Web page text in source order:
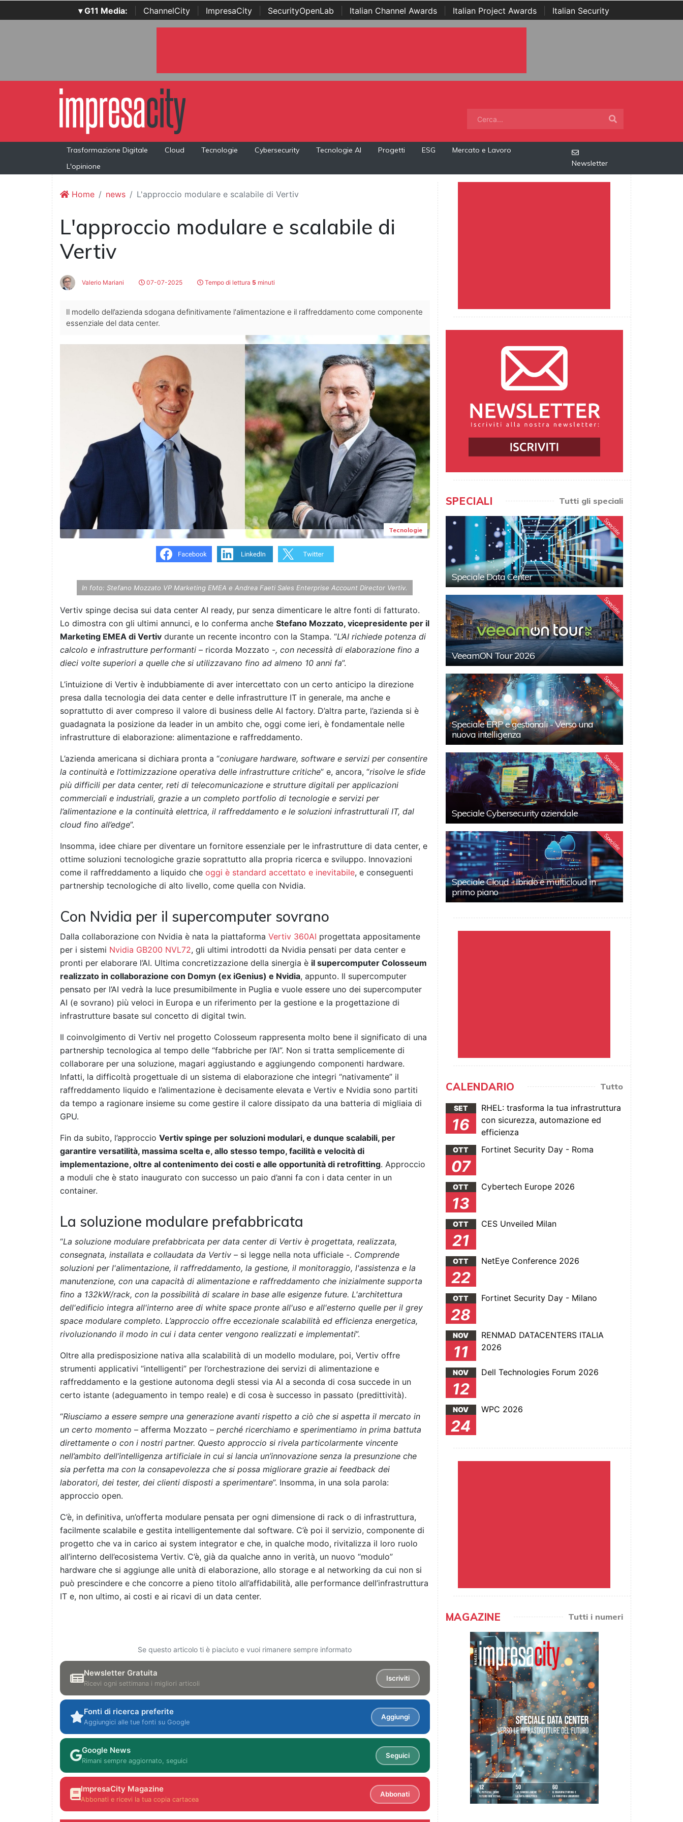
▾ G11 Media: ChannelCity ImpresaCity SecurityOpenLab Italian Channel Awards Italian Project Awards
Italian Security
Awards | ...
Trasformazione Digitale Cloud Tecnologie Cybersecurity Tecnologie AI Progetti ESG
Mercato e Lavoro
L'opinione
Newsletter
Home news L'approccio modulare e scalabile di Vertiv
L'approccio modulare e scalabile di
Vertiv
Valerio Mariani 07-07-2025 Tempo di lettura 5 minuti
Il modello dell’azienda sdogana definitivamente l'alimentazione e il raffreddamento come componente
essenziale del data center.
Tecnologie
In foto: Stefano Mozzato VP Marketing EMEA e Andrea Faeti Sales Enterprise Account Director Vertiv.
Vertiv spinge decisa sui data center AI ready, pur senza dimenticare le altre fonti di fatturato.
Lo dimostra con gli ultimi annunci, e lo conferma anche Stefano Mozzato, vicepresidente per il
Marketing EMEA di Vertiv durante un recente incontro con la Stampa. “L’AI richiede potenza di
calcolo e infrastrutture performanti – ricorda Mozzato -, con necessità di elaborazione fino a
dieci volte superiori a quelle che si utilizzavano fino ad almeno 10 anni fa”.
L’intuizione di Vertiv è indubbiamente di aver intercettato con un certo anticipo la direzione
presa dalla tecnologia dei data center e delle infrastrutture IT in generale, ma anche e
soprattutto di aver compreso il valore di business delle AI factory. D’altra parte, l’azienda si è
guadagnata la posizione da leader in un ambito che, oggi come ieri, è fondamentale nelle
infrastrutture di elaborazione: alimentazione e raffreddamento.
L’azienda americana si dichiara pronta a “coniugare hardware, software e servizi per consentire
la continuità e l’ottimizzazione operativa delle infrastrutture critiche” e, ancora, “risolve le sfide
più difficili per data center, reti di telecomunicazione e strutture digitali per applicazioni
commerciali e industriali, grazie a un completo portfolio di tecnologie e servizi per
l’alimentazione e la continuità elettrica, il raffreddamento e le soluzioni infrastrutturali IT, dal
cloud fino all’edge”.
Insomma, idee chiare per diventare un fornitore essenziale per le infrastrutture di data center, e
ottime soluzioni tecnologiche grazie soprattutto alla propria ricerca e sviluppo. Innovazioni
come il raffreddamento a liquido che oggi è standard accettato e inevitabile, e conseguenti
partnership tecnologiche di alto livello, come quella con Nvidia.
Con Nvidia per il supercomputer sovrano
Dalla collaborazione con Nvidia è nata la piattaforma Vertiv 360AI progettata appositamente
per i sistemi Nvidia GB200 NVL72, gli ultimi introdotti da Nvidia pensati per data center e
pronti per elaborare l’AI. Ultima concretizzazione della sinergia è il supercomputer Colosseum
realizzato in collaborazione con Domyn (ex iGenius) e Nvidia, appunto. Il supercomputer
pensato per l’AI vedrà la luce presumibilmente in Puglia e vuole essere uno dei supercomputer
AI (e sovrano) più veloci in Europa e un riferimento per la gestione e la progettazione di
infrastrutture basate sul concetto di digital twin.
Il coinvolgimento di Vertiv nel progetto Colosseum rappresenta molto bene il significato di una
partnership tecnologica al tempo delle “fabbriche per l’AI”. Non si tratta semplicemente di
collaborare per una soluzione, magari aggiustando e aggiungendo componenti hardware.
Infatti, la difficoltà progettuale di un sistema di elaborazione che integri “nativamente” il
raffreddamento liquido e l’alimentazione è decisamente elevata e Vertiv e Nvidia sono partiti
da tempo a ragionare insieme su come gestire il calore dissipato da una batteria di migliaia di
GPU.
Fin da subito, l’approccio Vertiv spinge per soluzioni modulari, e dunque scalabili, per
garantire versatilità, massima scelta e, allo stesso tempo, facilità e velocità di
implementazione, oltre al contenimento dei costi e alle opportunità di retrofitting. Approccio
a moduli che è stato inaugurato con successo un paio d’anni fa con i data center in un
container.
La soluzione modulare prefabbricata
“La soluzione modulare prefabbricata per data center di Vertiv è progettata, realizzata,
consegnata, installata e collaudata da Vertiv – si legge nella nota ufficiale -. Comprende
soluzioni per l'alimentazione, il raffreddamento, la gestione, il monitoraggio, l'assistenza e la
manutenzione, con una capacità di alimentazione e raffreddamento che inizialmente supporta
fino a 132kW/rack, con la possibilità di scalare in base alle esigenze future. L'architettura
dell'edificio integra all'interno aree di white space pronte all'uso e all'esterno quelle per il grey
space modulare completo. L’approccio offre eccezionale scalabilità ed efficienza energetica,
rivoluzionando il modo in cui i data center vengono realizzati e implementati”.
Oltre alla predisposizione nativa alla scalabilità di un modello modulare, poi, Vertiv offre
strumenti applicativi “intelligenti” per l’orchestrazione dei servizi di alimentazione e
raffreddamento e la gestione autonoma degli stessi via AI a seconda di cosa succede in un
certo istante (adeguamento in tempo reale) e di cosa è successo in passato (predittività).
“Riusciamo a essere sempre una generazione avanti rispetto a ciò che si aspetta il mercato in
un certo momento – afferma Mozzato – perché ricerchiamo e sperimentiamo in prima battuta
direttamente o con i nostri partner. Questo approccio si rivela particolarmente vincente
nell’ambito dell’intelligenza artificiale in cui si lancia un’innovazione senza la presunzione che
sia perfetta ma con la consapevolezza che si possa migliorare grazie ai feedback dei
laboratori, dei tester, dei clienti disposti a sperimentare”. Insomma, in una sola parola:
approccio open.
C’è, in definitiva, un’offerta modulare pensata per ogni dimensione di rack o di infrastruttura,
facilmente scalabile e gestita intelligentemente dal software. C’è poi il servizio, componente di
progetto che va in carico ai system integrator e che, in qualche modo, rivitalizza il loro ruolo
all’interno dell’ecosistema Vertiv. C’è, già da qualche anno in verità, un nuovo “modulo”
hardware che si aggiunge alle unità di elaborazione, allo storage e al networking da cui non si
può prescindere e che concorre a pieno titolo all’affidabilità, alle performance dell’infrastruttura
IT e, non ultimo, ai costi e ai ricavi di un data center.
Se questo articolo ti è piaciuto e vuoi rimanere sempre informato
Newsletter Gratuita
Ricevi ogni settimana i migliori articoli
Iscriviti
Fonti di ricerca preferite
Aggiungici alle tue fonti su Google
Aggiungi
Google News
Rimani sempre aggiornato, seguici
Seguici
ImpresaCity Magazine
Abbonati e ricevi la tua copia cartacea
Abbonati
SPECIALI Tutti gli speciali
Speciale
Speciale Data Center
Speciale
VeeamON Tour 2026
Speciale
Speciale ERP e gestionali - Verso una
nuova intelligenza
Speciale
Speciale Cybersecurity aziendale
Speciale
Speciale Cloud - Ibrido e multicloud in
primo piano
CALENDARIO Tutto
SET
16
RHEL: trasforma la tua infrastruttura
con sicurezza, automazione ed
efficienza
OTT
07
Fortinet Security Day - Roma
OTT
13
Cybertech Europe 2026
OTT
21
CES Unveiled Milan
OTT
22
NetEye Conference 2026
OTT
28
Fortinet Security Day - Milano
NOV
11
RENMAD DATACENTERS ITALIA
2026
NOV
12
Dell Technologies Forum 2026
NOV
24
WPC 2026
MAGAZINE Tutti i numeri